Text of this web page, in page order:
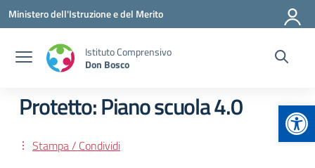
Vai ai contenuti
Vai al menu di navigazione
Vai al footer
Ministero dell'Istruzione e del Merito
Istituto Comprensivo
Don Bosco
Protetto: Piano scuola 4.0
Stampa / Condividi